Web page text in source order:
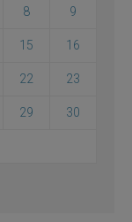
8 9
15 16
22 23
29 30